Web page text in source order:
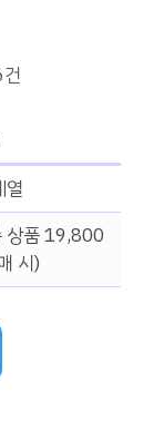
열
상품 19,800
시)